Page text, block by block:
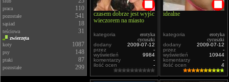
praca 110
pozostałe 541
sąsiad 18
teściowa 31
zwierzęta
koty
1087
psy 148
ptaki 87
pozostałe 299
czasem dobrze jest wyjśc
wieczorem na miasto
kategoria
erotyka
cycuszki
dodany
2009-07-12
przez
-
wyświetleń
9984
komentarzy
-
ilość ocen
-
idealne
kategoria
erotyka
cycuszki
dodany
2009-07-12
przez
-
wyświetleń
10944
komentarzy
-
ilość ocen
4